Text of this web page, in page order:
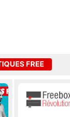
FREE